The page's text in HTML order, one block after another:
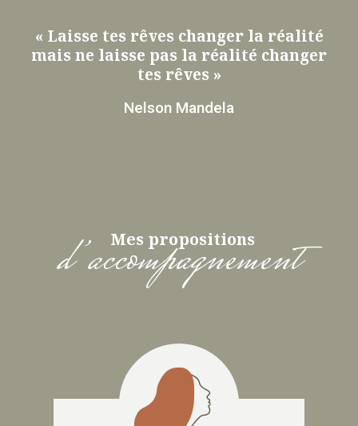
« Laisse tes rêves changer la réalité
mais ne laisse pas la réalité changer
tes rêves »
Nelson Mandela
Mes propositions
d’accompagnement